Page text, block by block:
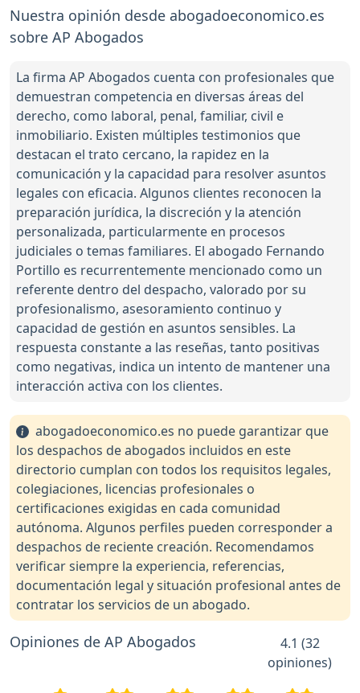
Nuestra opinión desde abogadoeconomico.es
sobre AP Abogados
La firma AP Abogados cuenta con profesionales que
demuestran competencia en diversas áreas del
derecho, como laboral, penal, familiar, civil e
inmobiliario. Existen múltiples testimonios que
destacan el trato cercano, la rapidez en la
comunicación y la capacidad para resolver asuntos
legales con eficacia. Algunos clientes reconocen la
preparación jurídica, la discreción y la atención
personalizada, particularmente en procesos
judiciales o temas familiares. El abogado Fernando
Portillo es recurrentemente mencionado como un
referente dentro del despacho, valorado por su
profesionalismo, asesoramiento continuo y
capacidad de gestión en asuntos sensibles. La
respuesta constante a las reseñas, tanto positivas
como negativas, indica un intento de mantener una
interacción activa con los clientes.
abogadoeconomico.es no puede garantizar que
los despachos de abogados incluidos en este
directorio cumplan con todos los requisitos legales,
colegiaciones, licencias profesionales o
certificaciones exigidas en cada comunidad
autónoma. Algunos perfiles pueden corresponder a
despachos de reciente creación. Recomendamos
verificar siempre la experiencia, referencias,
documentación legal y situación profesional antes de
contratar los servicios de un abogado.
Opiniones de AP Abogados
4.1 (32
opiniones)